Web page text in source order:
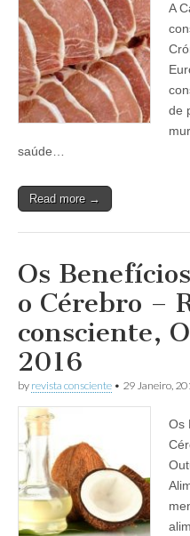
A
de
saúde…
Read more →
Os
o Cérebro –
consciente,
2016
by revista consciente • 29 Janeiro,
Os